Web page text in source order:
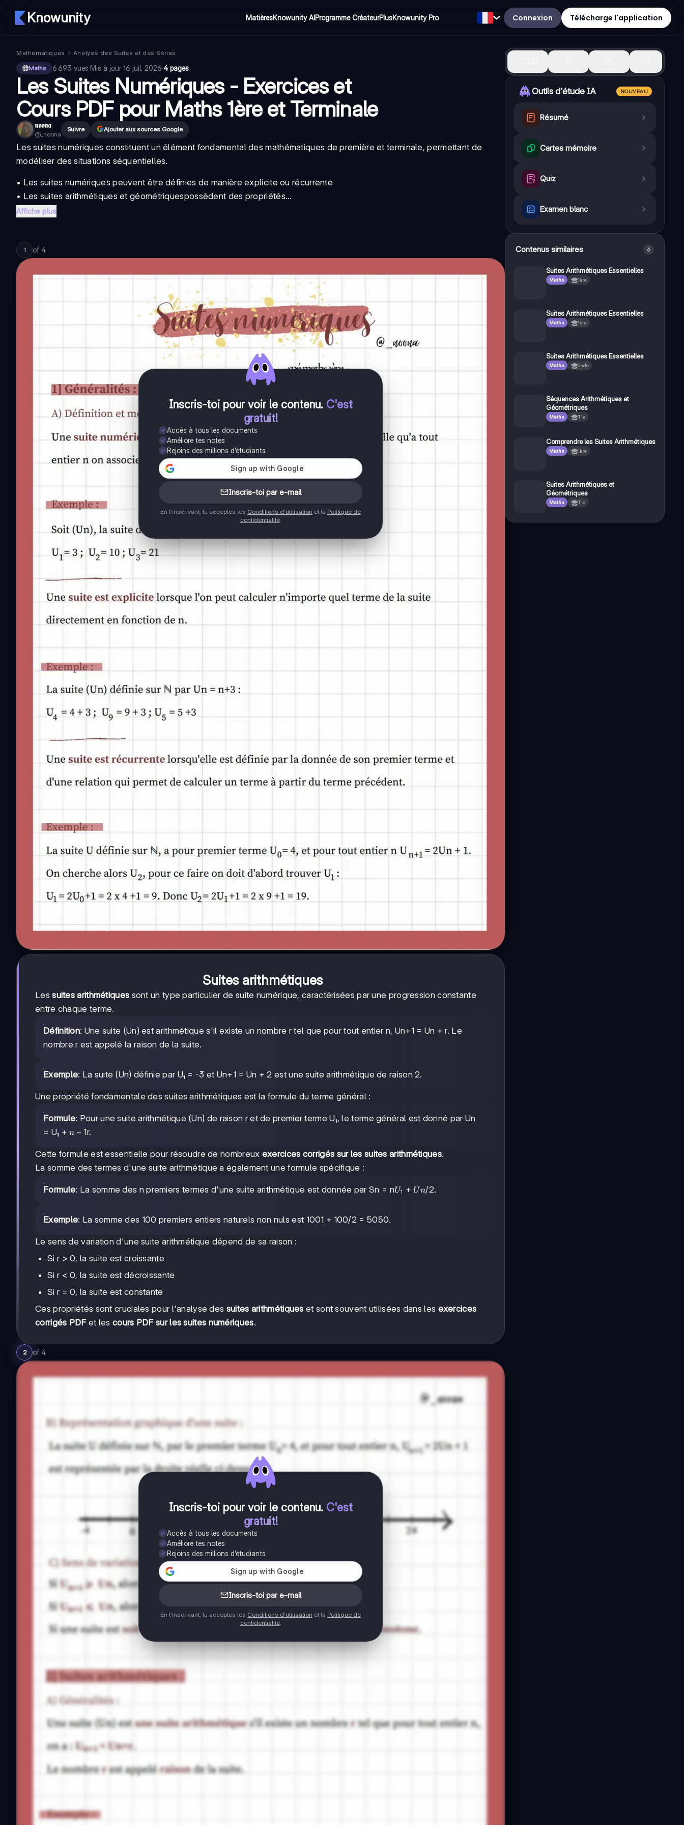
Knowunity MatièresKnowunity AIProgramme CréateurPlusKnowunity Pro Connexion Télécharge l'application
Mathématiques
Analyse des Suites et des Séries
Maths
6 693 vues·Mis à jour16 juil. 2026·4 pages
Les Suites Numériques - Exercices et
Cours PDF pour Maths 1ère et Terminale
𝖓𝖔𝖔𝖓𝖆
@ _noona
Suivre Ajouter aux sources Google
Lessuites numériques constituent un élément fondamental des mathématiques de première et terminale, permettant de
modéliser des situations séquentielles.
• Les suites numériques peuvent être définies de manière explicite ou récurrente
• Les suites arithmétiques et géométriquespossèdent des propriétés...
Affiche plus
1 of 4
Inscris-toi pour voir le contenu. C'est
gratuit!
Accès à tous les documents
Améliore tes notes
Rejoins des millions d'étudiants
Inscris-toi par e-mail
En t'inscrivant, tu acceptes les Conditions d'utilisation et la Politique de
confidentialité.
Suites arithmétiques
Lessuites arithmétiques sont un type particulier de suite numérique, caractérisées par une progression constante
entre chaque terme.
Définition: Une suite (Un) est arithmétique s'il existe un nombre r tel que pour tout entier n, Un+1 = Un + r. Le
nombre r est appelé la raison de la suite.
Exemple: La suite (Un) définie par U₁ = -3 et Un+1 = Un + 2 est une suite arithmétique de raison 2.
Une propriété fondamentale des suites arithmétiques est la formule du terme général :
Formule: Pour une suite arithmétique (Un) de raison r et de premier terme U₁, le terme général est donné par Un
= U₁ +n-
n − 1r.
Cette formule est essentielle pour résoudre de nombreux exercices corrigés sur les suites arithmétiques.
La somme des termes d'une suite arithmétique a également une formule spécifique :
Formule: La somme des n premiers termes d'une suite arithmétique est donnée par Sn = nU₁
U1 + Un/2.
Exemple: La somme des 100 premiers entiers naturels non nuls est 1001 +
1 + 100/2 = 5050.
Le sens de variation d'une suite arithmétique dépend de sa raison :
Si r > 0, la suite est croissante
Si r < 0, la suite est décroissante
Si r = 0, la suite est constante
Ces propriétés sont cruciales pour l'analyse des suites arithmétiques et sont souvent utilisées dans les exercices
corrigés PDF et lescours PDF sur les suites numériques.
2 of 4
Inscris-toi pour voir le contenu. C'est
gratuit!
Accès à tous les documents
Améliore tes notes
Rejoins des millions d'étudiants
Inscris-toi par e-mail
En t'inscrivant, tu acceptes les Conditions d'utilisation et la Politique de
confidentialité.
Outils d'étude IA NOUVEAU
Résumé
Cartes mémoire
Quiz
Examen blanc
Contenus similaires 6
Suites Arithmétiques Essentielles
Maths 1ère
Suites Arithmétiques Essentielles
Maths 1ère
Suites Arithmétiques Essentielles
Maths 2nde
Séquences Arithmétiques et
Géométriques
Maths Tle
Comprendre les Suites Arithmétiques
Maths 1ère
Suites Arithmétiques et
Géométriques
Maths Tle